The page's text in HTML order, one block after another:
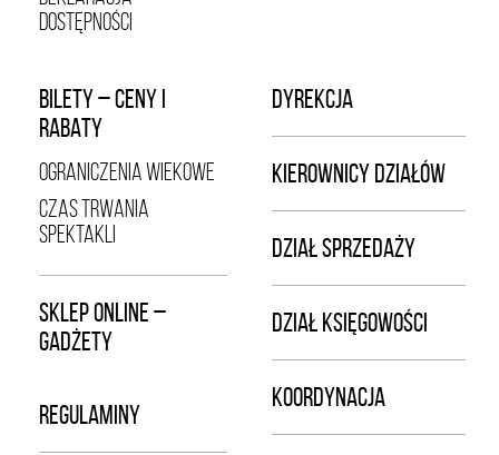
DOSTĘPNOŚCI
BILETY – CENY I
RABATY
OGRANICZENIA WIEKOWE
CZAS TRWANIA
SPEKTAKLI
SKLEP ONLINE –
GADŻETY
REGULAMINY
DYREKCJA
KIEROWNICY DZIAŁÓW
DZIAŁ SPRZEDAŻY
DZIAŁ KSIĘGOWOŚCI
KOORDYNACJA